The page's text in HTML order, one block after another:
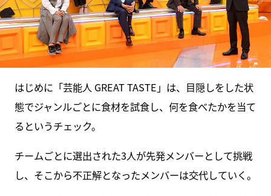
はじめに「芸能人 GREAT TASTE」は、目隠しをした状
態でジャンルごとに食材を試食し、何を食べたかを当て
るというチェック。
チームごとに選出された3人が先発メンバーとして挑戦
し、そこから不正解となったメンバーは交代していく。